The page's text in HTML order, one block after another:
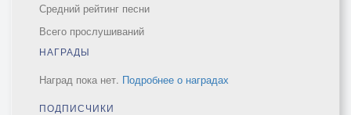
Средний рейтинг песни
Всего прослушиваний
НАГРАДЫ
Наград пока нет. Подробнее о наградах
ПОДПИСЧИКИ